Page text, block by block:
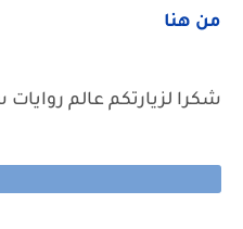
من هنا
شكرا لزيارتكم عالم